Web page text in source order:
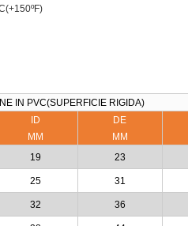
IN PVC(SUPERFICIE RIGIDA)
ID
MM
DE
MM
19 23
25 31
32 36